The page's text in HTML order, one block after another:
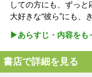
しての方にも、ずっと
大好きな“彼ら”にも、
▶︎あらすじ・内容をも
書店で詳細を見る